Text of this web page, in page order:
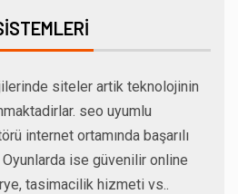
siteler artik teknolojinin
seo uyumlu
internet ortamında başarılı
Oyunlarda ise güvenilir online
tasimacilik hizmeti vs..